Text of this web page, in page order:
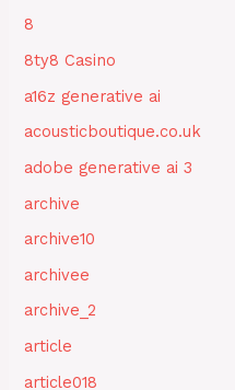
8
8ty8 Casino
a16z generative ai
acousticboutique.co.uk
adobe generative ai 3
archive
archive10
archivee
archive_2
article
article018